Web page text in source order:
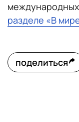
разделе «В
поделиться